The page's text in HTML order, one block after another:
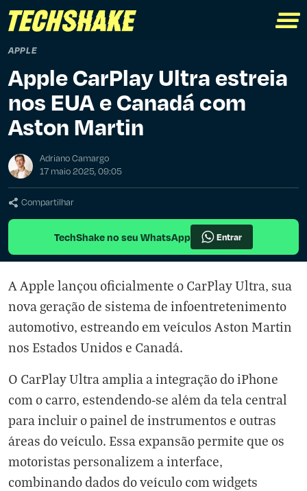
APPLE
Apple CarPlay Ultra estreia
nos EUA e Canadá com
Aston Martin
Adriano Camargo
17 maio 2025, 09:05
Compartilhar
TechShake no seu WhatsApp Entrar
A Apple lançou oficialmente o CarPlay Ultra, sua
nova geração de sistema de infoentretenimento
automotivo, estreando em veículos Aston Martin
nos Estados Unidos e Canadá.
O CarPlay Ultra amplia a integração do iPhone
com o carro, estendendo-se além da tela central
para incluir o painel de instrumentos e outras
áreas do veículo. Essa expansão permite que os
motoristas personalizem a interface,
combinando dados do veículo com widgets